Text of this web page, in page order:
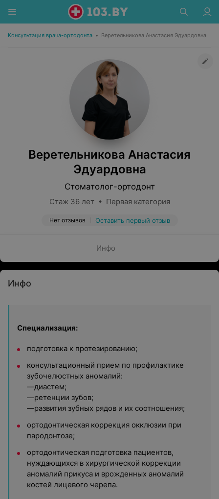
Консультация врача-ортодонта • Веретельникова Анастасия Эдуардовна
Веретельникова Анастасия
Эдуардовна
Стоматолог-ортодонт
Стаж 36 лет • Первая категория
Нет отзывов Оставить первый отзыв
Инфо
Инфо
Специализация:
подготовка к протезированию;
консультационный прием по профилактике
зубочелюстных аномалий:
—диастем;
—ретенции зубов;
—развития зубных рядов и их соотношения;
ортодонтическая коррекция окклюзии при
пародонтозе;
ортодонтическая подготовка пациентов,
нуждающихся в хирургической коррекции
аномалий прикуса и врожденных аномалий
костей лицевого черепа.